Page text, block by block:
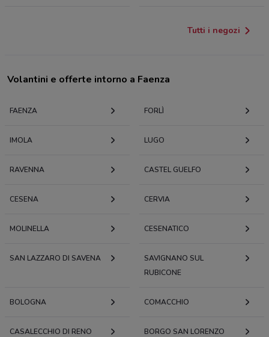
Tutti i negozi
Volantini e offerte intorno a Faenza
FAENZA FORLÌ
IMOLA LUGO
RAVENNA CASTEL GUELFO
CESENA CERVIA
MOLINELLA CESENATICO
SAN LAZZARO DI SAVENA
SAVIGNANO SUL
RUBICONE
BOLOGNA COMACCHIO
CASALECCHIO DI RENO BORGO SAN LORENZO